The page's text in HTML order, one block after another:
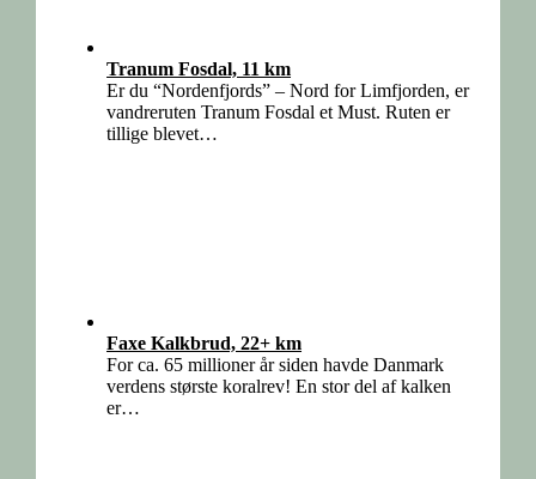
Tranum Fosdal, 11 km
Er du “Nordenfjords” – Nord for Limfjorden, er
vandreruten Tranum Fosdal et Must. Ruten er
tillige blevet…
Faxe Kalkbrud, 22+ km
For ca. 65 millioner år siden havde Danmark
verdens største koralrev! En stor del af kalken
er…